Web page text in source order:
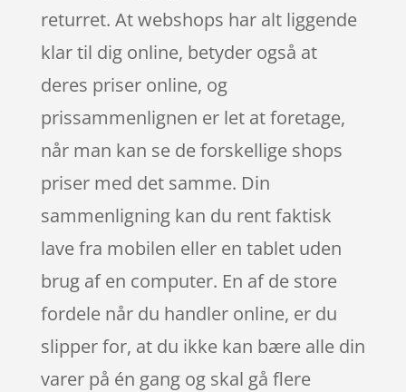
returret. At webshops har alt liggende
klar til dig online, betyder også at
deres priser online, og
prissammenlignen er let at foretage,
når man kan se de forskellige shops
priser med det samme. Din
sammenligning kan du rent faktisk
lave fra mobilen eller en tablet uden
brug af en computer. En af de store
fordele når du handler online, er du
slipper for, at du ikke kan bære alle din
varer på én gang og skal gå flere